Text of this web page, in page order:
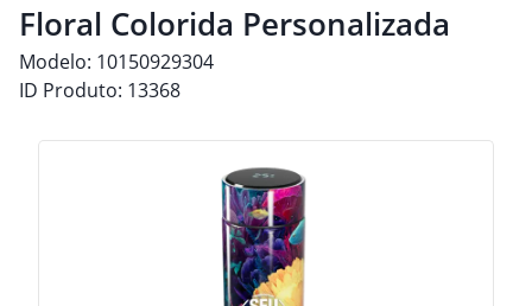
Floral Colorida Personalizada
Modelo: 10150929304
ID Produto: 13368